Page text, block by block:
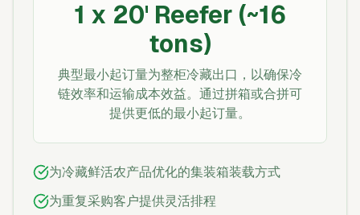
1 x 20' Reefer (~16
tons)
典型最小起订量为整柜冷藏出口，以确保冷
链效率和运输成本效益。通过拼箱或合拼可
提供更低的最小起订量。
为冷藏鲜活农产品优化的集装箱装载方式
为重复采购客户提供灵活排程